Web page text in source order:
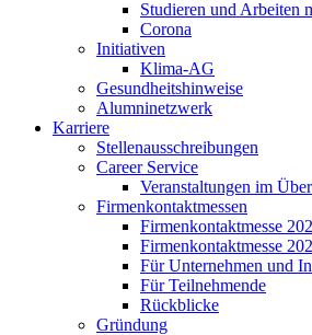
Studieren und Arbeiten
Corona
Initiativen
Klima-AG
Gesundheitshinweise
Alumninetzwerk
Karriere
Stellenausschreibungen
Career Service
Veranstaltungen im
Firmenkontaktmessen
Firmenkontaktmesse
Firmenkontaktmesse
Für Unternehmen und
Für Teilnehmende
Rückblicke
Gründung